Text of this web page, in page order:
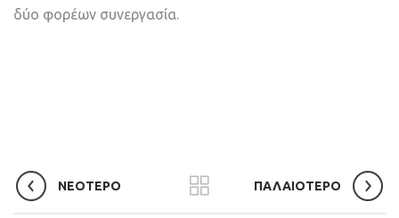
δύο φορέων συνεργασία.
ΝΕΟΤΕΡΟ ΠΑΛΑΙΟΤΕΡΟ